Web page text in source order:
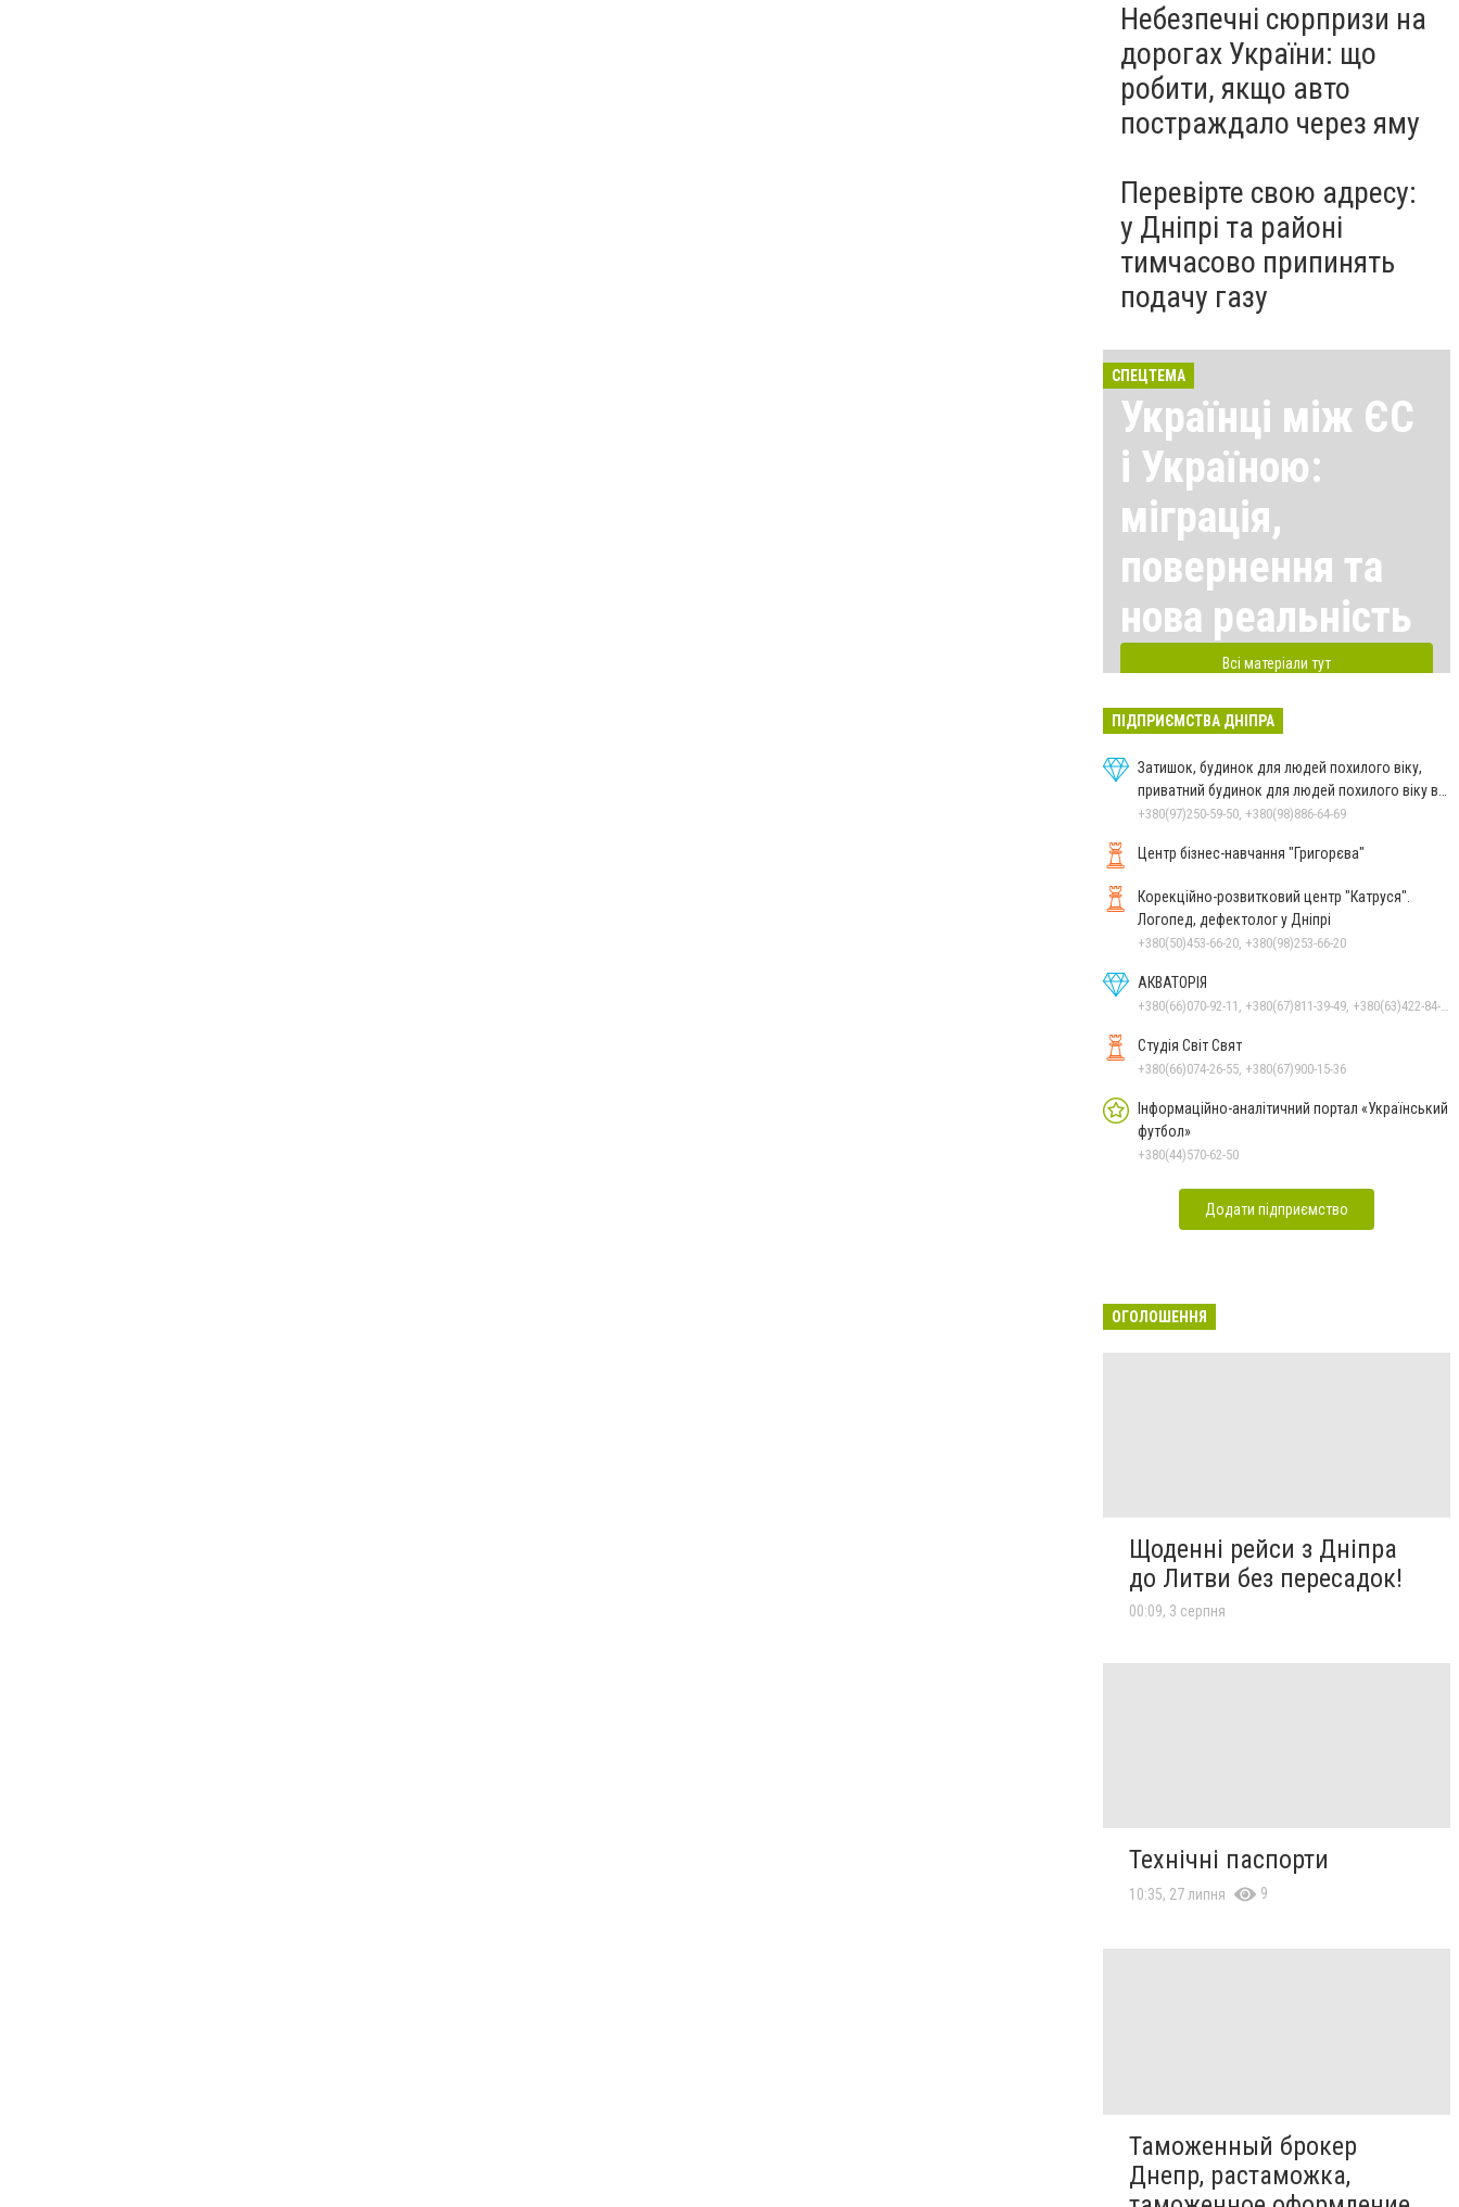
Небезпечні сюрпризи на
дорогах України: що
робити, якщо авто
постраждало через яму
Перевірте свою адресу:
у Дніпрі та районі
тимчасово припинять
подачу газу
СПЕЦТЕМА
Українці між ЄС
і Україною:
міграція,
повернення та
нова реальність
Всі матеріали тут
ПІДПРИЄМСТВА ДНІПРА
Затишок, будинок для людей похилого віку,
приватний будинок для людей похилого віку в
Дніпрі
+380(97)250-59-50, +380(98)886-64-69
Центр бізнес-навчання "Григорєва"
Корекційно-розвитковий центр "Катруся".
Логопед, дефектолог у Дніпрі
+380(50)453-66-20, +380(98)253-66-20
АКВАТОРІЯ
Студія Світ Свят
+380(66)074-26-55, +380(67)900-15-36
Інформаційно-аналітичний портал «Український
футбол»
+380(44)570-62-50
Додати підприємство
ОГОЛОШЕННЯ
Щоденні рейси з Дніпра
до Литви без пересадок!
00:09, 3 серпня
Технічні паспорти
10:35, 27 липня 9
Таможенный брокер
Днепр, растаможка,